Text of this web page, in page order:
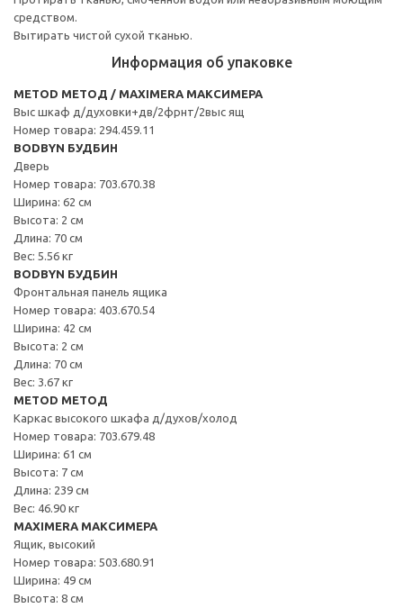
средством.
Вытирать чистой сухой тканью.
Информация об упаковке
METOD МЕТОД / MAXIMERA МАКСИМЕРА
Выс шкаф д/духовки+дв/2фрнт/2выс ящ
Номер товара: 294.459.11
BODBYN БУДБИН
Дверь
Номер товара: 703.670.38
Ширина: 62 см
Высота: 2 см
Длина: 70 см
Вес: 5.56 кг
BODBYN БУДБИН
Фронтальная панель ящика
Номер товара: 403.670.54
Ширина: 42 см
Высота: 2 см
Длина: 70 см
Вес: 3.67 кг
METOD МЕТОД
Каркас высокого шкафа д/духов/холод
Номер товара: 703.679.48
Ширина: 61 см
Высота: 7 см
Длина: 239 см
Вес: 46.90 кг
MAXIMERA МАКСИМЕРА
Ящик, высокий
Номер товара: 503.680.91
Ширина: 49 см
Высота: 8 см